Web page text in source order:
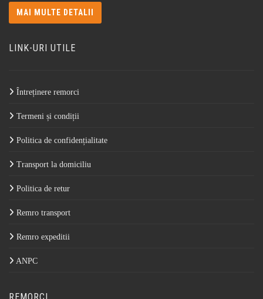
MAI MULTE DETALII
LINK-URI UTILE
Întreținere remorci
Termeni și condiții
Politica de confidențialitate
Transport la domiciliu
Politica de retur
Remro transport
Remro expeditii
ANPC